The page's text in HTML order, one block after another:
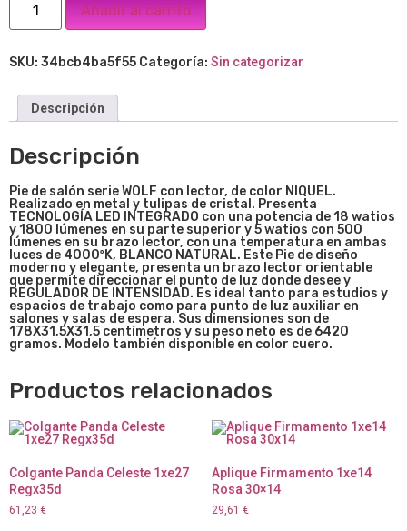
Añadir al carrito
SKU: 34bcb4ba5f55 Categoría: Sin categorizar
Descripción
Descripción
Pie de salón serie WOLF con lector, de color NIQUEL.
Realizado en metal y tulipas de cristal. Presenta
TECNOLOGÍA LED INTEGRADO con una potencia de 18 watios
y 1800 lúmenes en su parte superior y 5 watios con 500
lúmenes en su brazo lector, con una temperatura en ambas
luces de 4000ºK, BLANCO NATURAL. Este Pie de diseño
moderno y elegante, presenta un brazo lector orientable
que permite direccionar el punto de luz donde desee y
REGULADOR DE INTENSIDAD. Es ideal tanto para estudios y
espacios de trabajo como para punto de luz auxiliar en
salones y salas de espera. Sus dimensiones son de
178X31,5X31,5 centímetros y su peso neto es de 6420
gramos. Modelo también disponible en color cuero.
Productos relacionados
Colgante Panda Celeste 1xe27
Regx35d
61,23 €
Aplique Firmamento 1xe14
Rosa 30×14
29,61 €